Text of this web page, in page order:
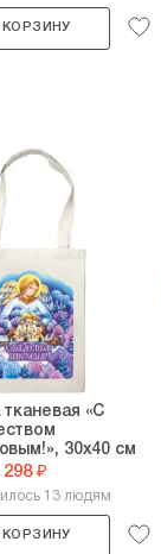
КОРЗИНУ
«С
30х40 см
298 ₽
13 людям
КОРЗИНУ